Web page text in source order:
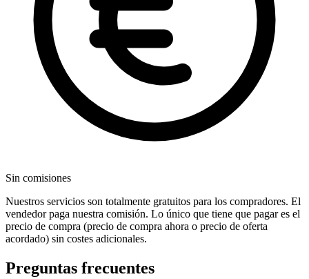
Sin comisiones
Nuestros servicios son totalmente gratuitos para los compradores. El
vendedor paga nuestra comisión. Lo único que tiene que pagar es el
precio de compra (precio de compra ahora o precio de oferta
acordado) sin costes adicionales.
Preguntas frecuentes